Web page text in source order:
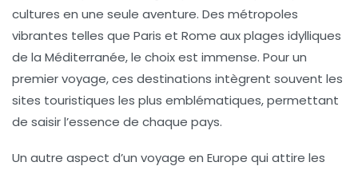
cultures en une seule aventure. Des métropoles
vibrantes telles que Paris et Rome aux plages idylliques
de la Méditerranée, le choix est immense. Pour un
premier voyage, ces destinations intègrent souvent les
sites touristiques les plus emblématiques, permettant
de saisir l’essence de chaque pays.
Un autre aspect d’un voyage en Europe qui attire les